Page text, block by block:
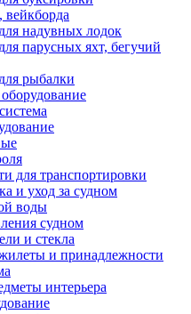
надувных лодок
парусных яхт, бегучий
рыбалки
для транспортировки
и уход за судном
воды
судном
и стекла
и принадлежности
интерьера